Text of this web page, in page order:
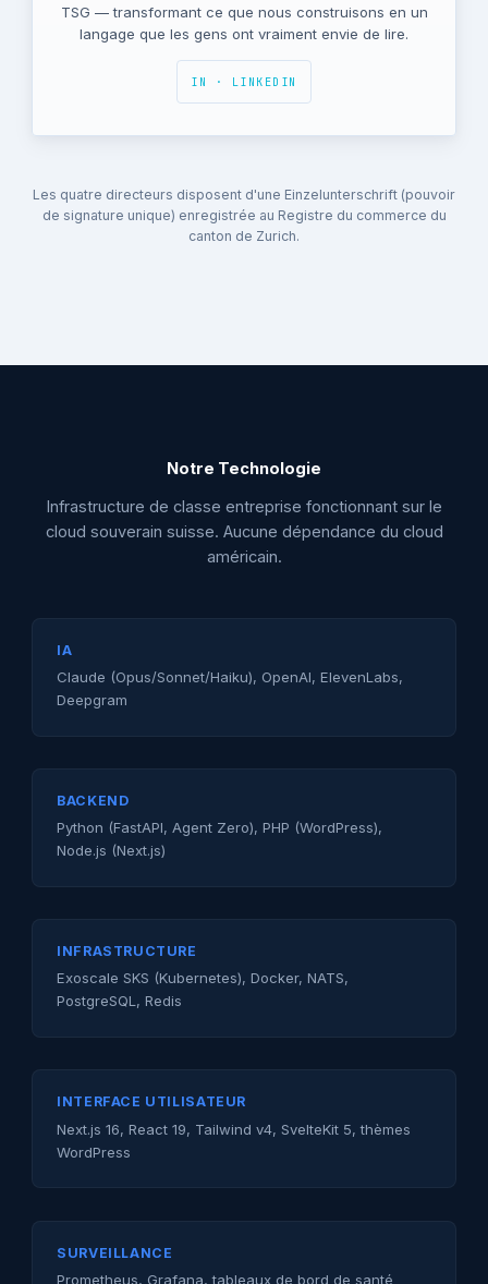
TSG — transformant ce que nous construisons en un
langage que les gens ont vraiment envie de lire.
IN · LINKEDIN
Les quatre directeurs disposent d'une Einzelunterschrift (pouvoir
de signature unique) enregistrée au Registre du commerce du
canton de Zurich.
Notre Technologie
Infrastructure de classe entreprise fonctionnant sur le
cloud souverain suisse. Aucune dépendance du cloud
américain.
IA
Claude (Opus/Sonnet/Haiku), OpenAI, ElevenLabs,
Deepgram
BACKEND
Python (FastAPI, Agent Zero), PHP (WordPress),
Node.js (Next.js)
INFRASTRUCTURE
Exoscale SKS (Kubernetes), Docker, NATS,
PostgreSQL, Redis
INTERFACE UTILISATEUR
Next.js 16, React 19, Tailwind v4, SvelteKit 5, thèmes
WordPress
SURVEILLANCE
Prometheus, Grafana, tableaux de bord de santé